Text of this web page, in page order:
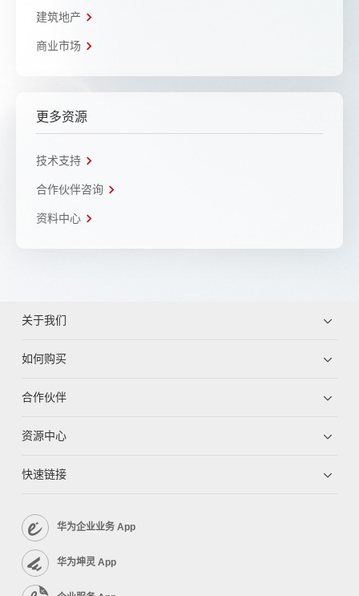
建筑地产
商业市场
更多资源
技术支持
合作伙伴咨询
资料中心
关于我们
如何购买
合作伙伴
资源中心
快速链接
华为企业业务 App
华为坤灵 App